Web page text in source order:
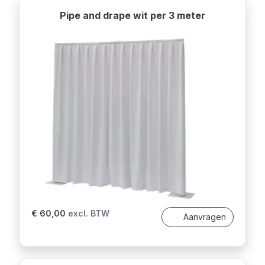
Pipe and drape wit per 3 meter
€ 60,00 excl. BTW Aanvragen